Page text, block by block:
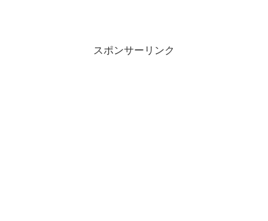
スポンサーリンク